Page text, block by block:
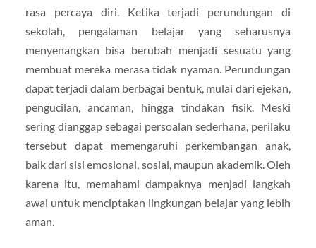
rasa percaya diri. Ketika terjadi perundungan di
sekolah, pengalaman belajar yang seharusnya
menyenangkan bisa berubah menjadi sesuatu yang
membuat mereka merasa tidak nyaman. Perundungan
dapat terjadi dalam berbagai bentuk, mulai dari ejekan,
pengucilan, ancaman, hingga tindakan fisik. Meski
sering dianggap sebagai persoalan sederhana, perilaku
tersebut dapat memengaruhi perkembangan anak,
baik dari sisi emosional, sosial, maupun akademik. Oleh
karena itu, memahami dampaknya menjadi langkah
awal untuk menciptakan lingkungan belajar yang lebih
aman.